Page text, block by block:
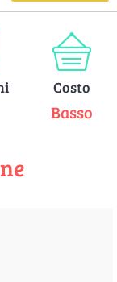
Costo
Basso